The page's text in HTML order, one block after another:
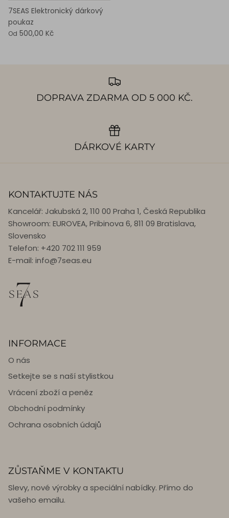
7SEAS Elektronický dárkový
poukaz
Od 500,00 Kč
DOPRAVA ZDARMA OD 5 000 KČ.
DÁRKOVÉ KARTY
KONTAKTUJTE NÁS
Kancelář: Jakubská 2, 110 00 Praha 1, Česká Republika
Showroom: EUROVEA, Pribinova 6, 811 09 Bratislava,
Slovensko
Telefon: +420 702 111 959
E-mail: info@7seas.eu
INFORMACE
O nás
Setkejte se s naší stylistkou
Vrácení zboží a peněz
Obchodní podmínky
Ochrana osobních údajů
ZŮSTAŇME V KONTAKTU
Slevy, nové výrobky a speciální nabídky. Přímo do
vašeho emailu.